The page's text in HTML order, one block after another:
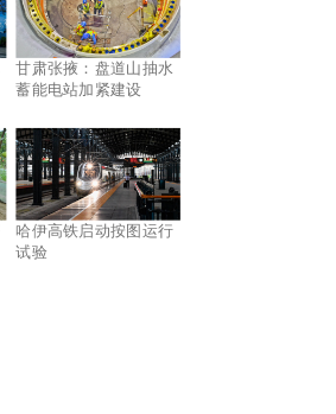
甘肃张掖：盘道山抽水
蓄能电站加紧建设
哈伊高铁启动按图运行
试验